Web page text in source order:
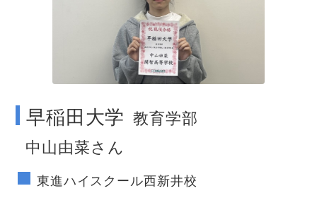
no image
早稲田大学 教育学部
中山由菜さん
東進ハイスクール西新井校